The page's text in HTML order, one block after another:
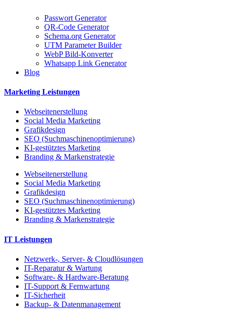
Passwort Generator
QR-Code Generator
Schema.org Generator
UTM Parameter Builder
WebP Bild-Konverter
Whatsapp Link Generator
Blog
Marketing Leistungen
Webseitenerstellung
Social Media Marketing
Grafikdesign
SEO (Suchmaschinenoptimierung)
KI-gestütztes Marketing
Branding & Markenstrategie
Webseitenerstellung
Social Media Marketing
Grafikdesign
SEO (Suchmaschinenoptimierung)
KI-gestütztes Marketing
Branding & Markenstrategie
IT Leistungen
Netzwerk-, Server- & Cloudlösungen
IT-Reparatur & Wartung
Software- & Hardware-Beratung
IT-Support & Fernwartung
IT-Sicherheit
Backup- & Datenmanagement